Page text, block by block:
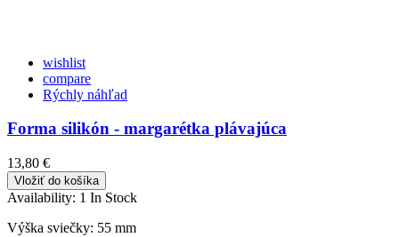
wishlist
compare
Rýchly náhľad
Forma silikón - margarétka plávajúca
13,80 €
Vložiť do košíka
Availability: 1 In Stock
Výška sviečky: 55 mm